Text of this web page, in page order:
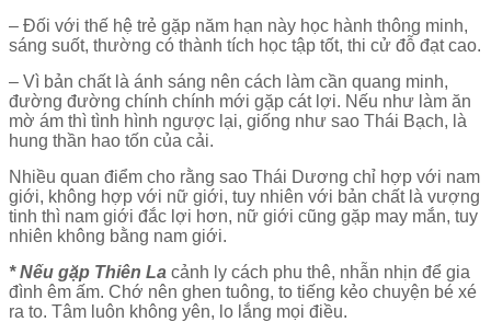
– Đối với thế hệ trẻ gặp năm hạn này học hành thông minh,
sáng suốt, thường có thành tích học tập tốt, thi cử đỗ đạt cao.
– Vì bản chất là ánh sáng nên cách làm cần quang minh,
đường đường chính chính mới gặp cát lợi. Nếu như làm ăn
mờ ám thì tình hình ngược lại, giống như sao Thái Bạch, là
hung thần hao tốn của cải.
Nhiều quan điểm cho rằng sao Thái Dương chỉ hợp với nam
giới, không hợp với nữ giới, tuy nhiên với bản chất là vượng
tinh thì nam giới đắc lợi hơn, nữ giới cũng gặp may mắn, tuy
nhiên không bằng nam giới.
* Nếu gặp Thiên La cảnh ly cách phu thê, nhẫn nhịn để gia
đình êm ấm. Chớ nên ghen tuông, to tiếng kẻo chuyện bé xé
ra to. Tâm luôn không yên, lo lắng mọi điều.